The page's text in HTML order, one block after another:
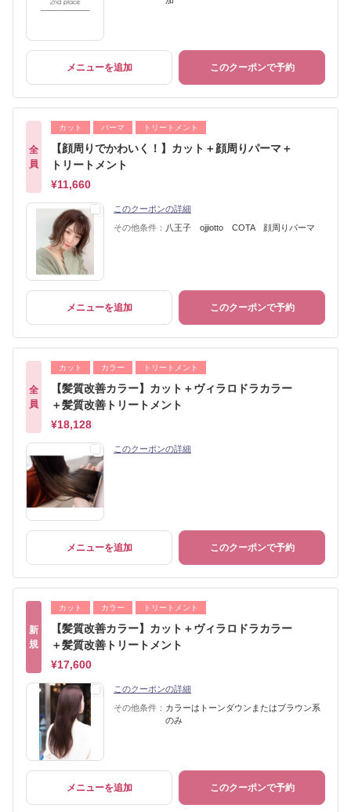
メニューを追加 このクーポンで予約
全
員
カット パーマ トリートメント
【顔周りでかわいく！】カット＋顔周りパーマ＋
トリートメント
¥11,660
このクーポンの詳細
その他条件： 八王子 ojjiotto COTA 顔周りパーマ
メニューを追加 このクーポンで予約
全
員
カット カラー トリートメント
【髪質改善カラー】カット＋ヴィラロドラカラー
＋髪質改善トリートメント
¥18,128
このクーポンの詳細
メニューを追加 このクーポンで予約
新
規
カット カラー トリートメント
【髪質改善カラー】カット＋ヴィラロドラカラー
＋髪質改善トリートメント
¥17,600
このクーポンの詳細
その他条件： カラーはトーンダウンまたはブラウン系
のみ
メニューを追加 このクーポンで予約